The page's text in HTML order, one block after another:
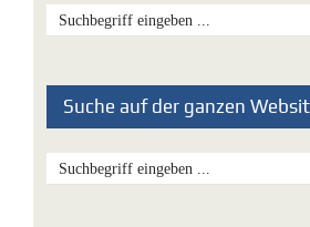
Suche auf der ganzen Website